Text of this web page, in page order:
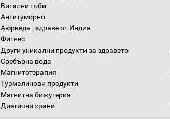
Витални гъби
Антитуморно
Аюрведа - здраве от Индия
Фитнес
Други уникални продукти за здравето
Сребърна вода
Магнитотерапия
Турмалинови продукти
Магнитна бижутерия
Диетични храни